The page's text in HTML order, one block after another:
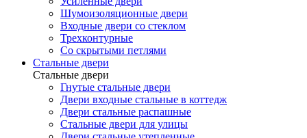
Шумоизоляционные двери
Входные двери со стеклом
Трехконтурные
Со скрытыми петлями
Стальные двери
Стальные двери
Гнутые стальные двери
Двери входные стальные в коттедж
Двери стальные распашные
Стальные двери для улицы